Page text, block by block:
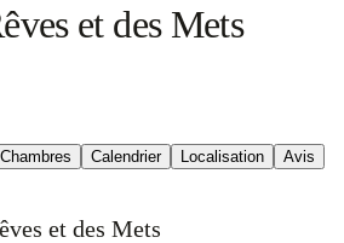
et des Mets
Chambres Calendrier Localisation Avis
et des Mets